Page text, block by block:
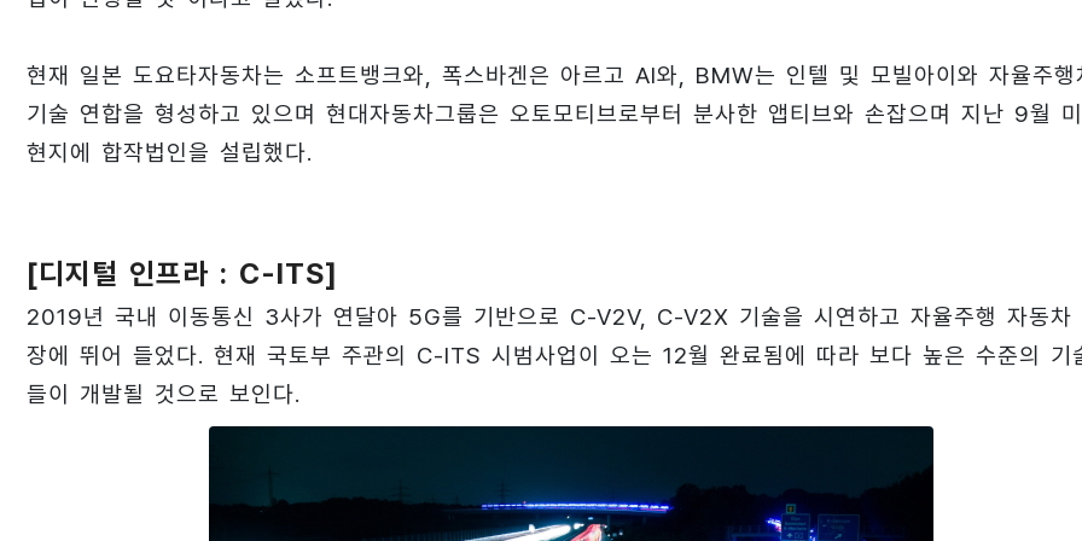
현재 일본 도요타자동차는 소프트뱅크와, 폭스바겐은 아르고 AI와, BMW는 인텔 및 모빌아이와 자율주행
기술 연합을 형성하고 있으며 현대자동차그룹은 오토모티브로부터 분사한 앱티브와 손잡으며 지난 9월
현지에 합작법인을 설립했다.
[디지털 인프라 : C-ITS]
2019년 국내 이동통신 3사가 연달아 5G를 기반으로 C-V2V, C-V2X 기술을 시연하고 자율주행 자동차
장에 뛰어 들었다. 현재 국토부 주관의 C-ITS 시범사업이 오는 12월 완료됨에 따라 보다 높은 수준의 기
들이 개발될 것으로 보인다.